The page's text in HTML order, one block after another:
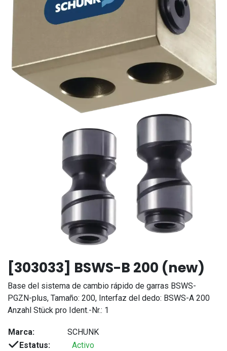
[303033] BSWS-B 200 (new)
Base del sistema de cambio rápido de garras BSWS-
PGZN-plus, Tamaño: 200, Interfaz del dedo: BSWS-A 200
Anzahl Stück pro Ident.-Nr.: 1
Marca:
SCHUNK
Estatus:
Activo